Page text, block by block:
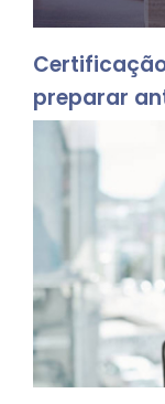
Certificação
preparar